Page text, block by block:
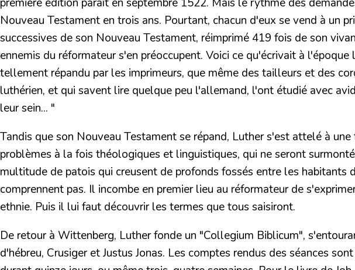
Nouveau Testament en trois ans. Pourtant, chacun d'eux se vend à un
successives de son Nouveau Testament, réimprimé 419 fois de son
ennemis du réformateur s'en préoccupent. Voici ce qu'écrivait à
tellement répandu par les imprimeurs, que même des tailleurs et des
luthérien, et qui savent lire quelque peu l'allemand, l'ont étudié avec
leur sein... "
Tandis que son Nouveau Testament se répand, Luther s'est attelé à
problèmes à la fois théologiques et linguistiques, qui ne seront
multitude de patois qui creusent de profonds fossés entre les
comprennent pas. Il incombe en premier lieu au réformateur de
ethnie. Puis il lui faut découvrir les termes que tous saisiront.
De retour à Wittenberg, Luther fonde un "Collegium Biblicum",
d'hébreu, Crusiger et Justus Jonas. Les comptes rendus des séances